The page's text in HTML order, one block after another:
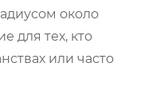
около
для тех, кто
или часто